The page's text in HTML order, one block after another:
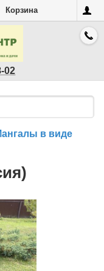
Корзина
02
в виде